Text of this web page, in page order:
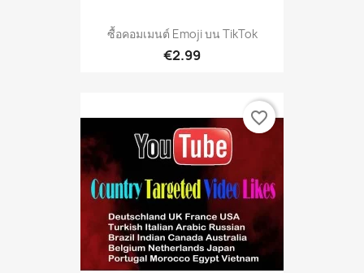
ซื้อคอมเมนต์ Emoji บน TikTok
€2.99
favorite_border